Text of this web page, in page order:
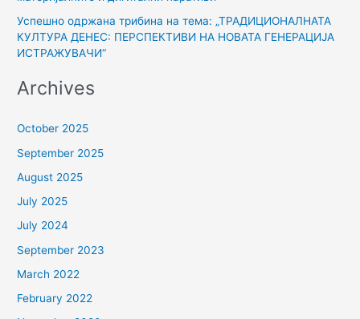
Успешно одржана трибина на тема: „ТРАДИЦИОНАЛНАТА
КУЛТУРА ДЕНЕС: ПЕРСПЕКТИВИ НА НОВАТА ГЕНЕРАЦИЈА
ИСТРАЖУВАЧИ“
Archives
October 2025
September 2025
August 2025
July 2025
July 2024
September 2023
March 2022
February 2022